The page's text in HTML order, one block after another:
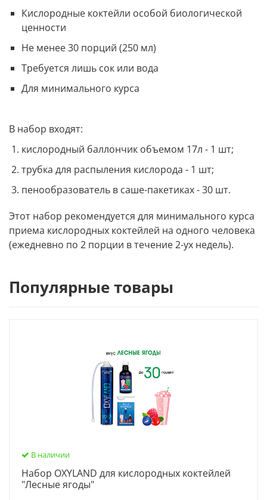
Кислородные коктейли особой биологической
ценности
Не менее 30 порций (250 мл)
Требуется лишь сок или вода
Для минимального курса
В набор входят:
кислородный баллончик объемом 17л - 1 шт;
трубка для распыления кислорода - 1 шт;
пенообразователь в саше-пакетиках - 30 шт.
Этот набор рекомендуется для минимального курса
приема кислородных коктейлей на одного человека
(ежедневно по 2 порции в течение 2-ух недель).
Популярные товары
В наличии
Набор OXYLAND для кислородных коктейлей
"Лесные ягоды"